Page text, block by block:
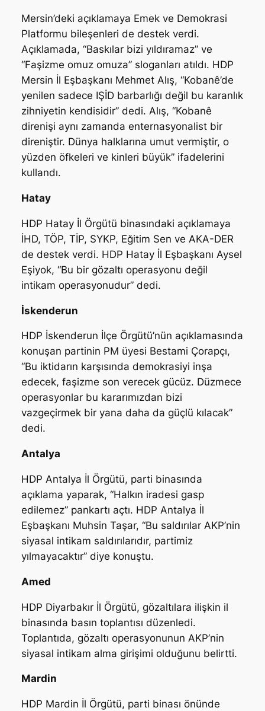
Mersin’deki açıklamaya Emek ve Demokrasi
Platformu bileşenleri de destek verdi.
Açıklamada, “Baskılar bizi yıldıramaz” ve
“Faşizme omuz omuza” sloganları atıldı. HDP
Mersin İl Eşbaşkanı Mehmet Alış, “Kobanê’de
yenilen sadece IŞİD barbarlığı değil bu karanlık
zihniyetin kendisidir” dedi. Alış, “Kobanê
direnişi aynı zamanda enternasyonalist bir
direniştir. Dünya halklarına umut vermiştir, o
yüzden öfkeleri ve kinleri büyük” ifadelerini
kullandı.
Hatay
HDP Hatay İl Örgütü binasındaki açıklamaya
İHD, TÖP, TİP, SYKP, Eğitim Sen ve AKA-DER
de destek verdi. HDP Hatay İl Eşbaşkanı Aysel
Eşiyok, “Bu bir gözaltı operasyonu değil
intikam operasyonudur” dedi.
İskenderun
HDP İskenderun İlçe Örgütü’nün açıklamasında
konuşan partinin PM üyesi Bestami Çorapçı,
“Bu iktidarın karşısında demokrasiyi inşa
edecek, faşizme son verecek gücüz. Düzmece
operasyonlar bu kararımızdan bizi
vazgeçirmek bir yana daha da güçlü kılacak”
dedi.
Antalya
HDP Antalya İl Örgütü, parti binasında
açıklama yaparak, “Halkın iradesi gasp
edilemez” pankartı açtı. HDP Antalya İl
Eşbaşkanı Muhsin Taşar, “Bu saldırılar AKP’nin
siyasal intikam saldırılarıdır, partimiz
yılmayacaktır” diye konuştu.
Amed
HDP Diyarbakır İl Örgütü, gözaltılara ilişkin il
binasında basın toplantısı düzenledi.
Toplantıda, gözaltı operasyonunun AKP’nin
siyasal intikam alma girişimi olduğunu belirtti.
Mardin
HDP Mardin İl Örgütü, parti binası önünde